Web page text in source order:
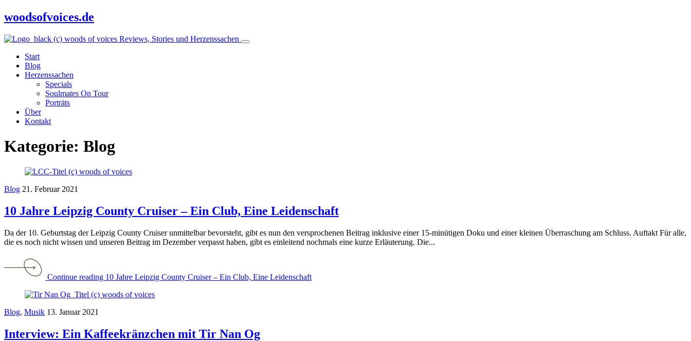
woodsofvoices.de
Reviews, Stories und Herzenssachen
Start
Blog
Herzenssachen
Specials
Soulmates On Tour
Porträts
Über
Kontakt
Kategorie: Blog
Blog 21. Februar 2021
10 Jahre Leipzig County Cruiser – Ein Club, Eine Leidenschaft
Da der 10. Geburtstag der Leipzig County Cruiser unmittelbar bevorsteht, gibt es nun den versprochenen Beitrag inklusive einer 15-minütigen Doku und einer kleinen Überraschung am Schluss. Auftakt Für alle,
die es noch nicht wissen und unseren Beitrag im Dezember verpasst haben, gibt es einleitend nochmals eine kurze Erläuterung. Die...
Continue reading 10 Jahre Leipzig County Cruiser – Ein Club, Eine Leidenschaft
Blog, Musik 13. Januar 2021
Interview: Ein Kaffeekränzchen mit Tir Nan Og